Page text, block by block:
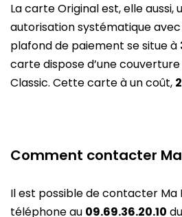
La carte Original est, elle aussi,
autorisation systématique
plafond de paiement se situe à
carte dispose d’une
Classic. Cette carte à un coût,
Comment contacter Ma
Il est possible de contacter Ma
téléphone au 09.69.36.20.10